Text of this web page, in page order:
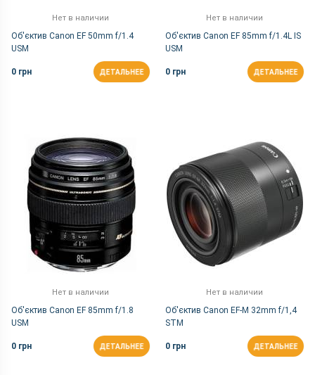
Нет в наличии
Об'єктив Canon EF 50mm f/1.4
USM
0 грн ДЕТАЛЬНЕЕ
Нет в наличии
Об'єктив Canon EF 85mm f/1.4L IS
USM
0 грн ДЕТАЛЬНЕЕ
Нет в наличии
Об'єктив Canon EF 85mm f/1.8
USM
0 грн ДЕТАЛЬНЕЕ
Нет в наличии
Об'єктив Canon EF-M 32mm f/1,4
STM
0 грн ДЕТАЛЬНЕЕ